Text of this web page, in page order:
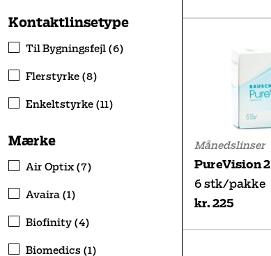
Kontaktlinsetype
Til Bygningsfejl (6)
Flerstyrke (8)
Enkeltstyrke (11)
Mærke
Air Optix (7)
Avaira (1)
Biofinity (4)
Biomedics (1)
Månedslinser
PureVision 2
6 stk/pakke
kr. 225